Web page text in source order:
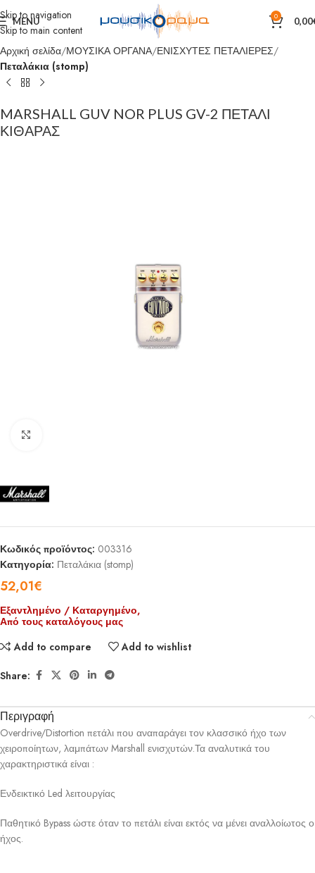
Skip to navigation
Skip to main content
MENU 0 0,00
Αρχική σελίδα ΜΟΥΣΙΚΑ ΟΡΓΑΝΑ ΕΝΙΣΧΥΤΕΣ ΠΕΤΑΛΙΕΡΕΣ
Πεταλάκια (stomp)
MARSHALL GUV NOR PLUS GV-2 ΠΕΤΑΛΙ
ΚΙΘΑΡΑΣ
Κωδικός προϊόντος: 003316
Κατηγορία: Πεταλάκια (stomp)
52,01€
Εξαντλημένο / Καταργημένο,
Από τους καταλόγους μας
Add to compare
Add to wishlist
Share:
Περιγραφή
Overdrive/Distortion πετάλι που αναπαράγει τον κλασσικό ήχο των
χειροποίητων, λαμπάτων Marshall ενισχυτών.Τα αναλυτικά του
χαρακτηριστικά είναι :
Ενδεικτικό Led λειτουργίας
Παθητικό Bypass ώστε όταν το πετάλι είναι εκτός να μένει αναλλοίωτος ο
ήχος.